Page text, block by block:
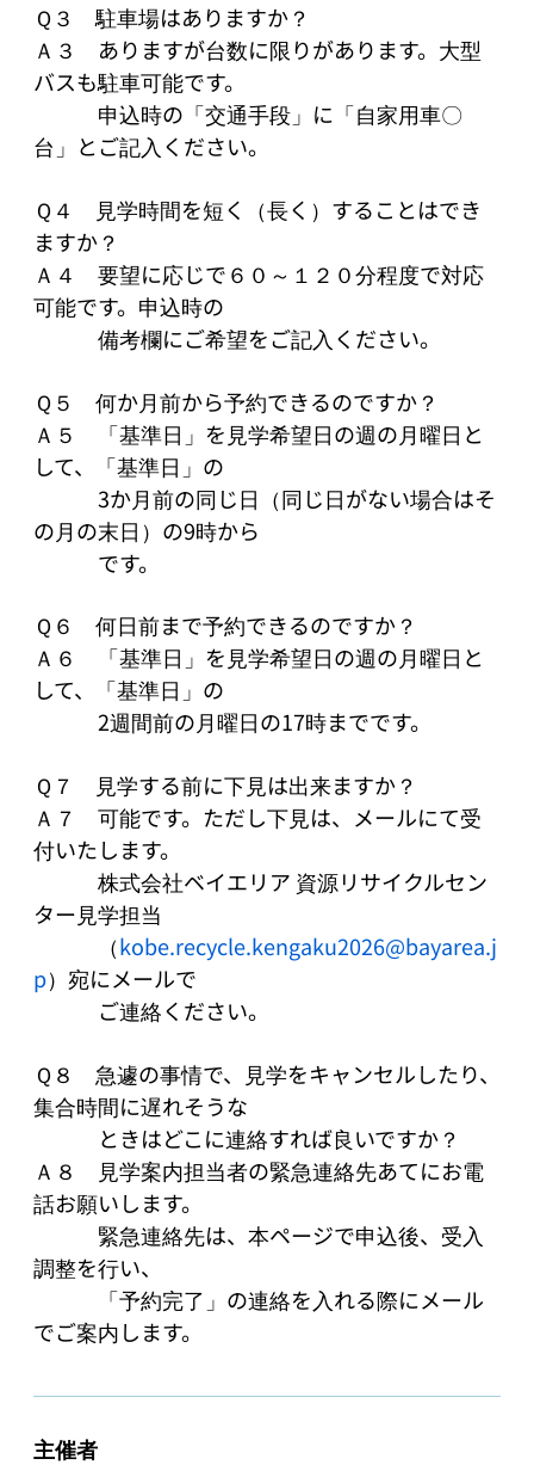
Ｑ３　駐車場はありますか？
Ａ３　ありますが台数に限りがあります。大型
バスも駐車可能です。
申込時の「交通手段」に「自家用車〇
台」とご記入ください。
Ｑ４　見学時間を短く（長く）することはでき
ますか？
Ａ４　要望に応じで６０～１２０分程度で対応
可能です。申込時の
備考欄にご希望をご記入ください。
Ｑ５　何か月前から予約できるのですか？
Ａ５　「基準日」を見学希望日の週の月曜日と
して、「基準日」の
3か月前の同じ日（同じ日がない場合はそ
の月の末日）の9時から
です。
Ｑ６　何日前まで予約できるのですか？
Ａ６　「基準日」を見学希望日の週の月曜日と
して、「基準日」の
2週間前の月曜日の17時までです。
Ｑ７　見学する前に下見は出来ますか？
Ａ７　可能です。ただし下見は、メールにて受
付いたします。
株式会社ベイエリア 資源リサイクルセン
ター見学担当
（kobe.recycle.kengaku2026@bayarea.j
p）宛にメールで
ご連絡ください。
Ｑ８　急遽の事情で、見学をキャンセルしたり、
集合時間に遅れそうな
ときはどこに連絡すれば良いですか？
Ａ８　見学案内担当者の緊急連絡先あてにお電
話お願いします。
緊急連絡先は、本ページで申込後、受入
調整を行い、
「予約完了」の連絡を入れる際にメール
でご案内します。
主催者